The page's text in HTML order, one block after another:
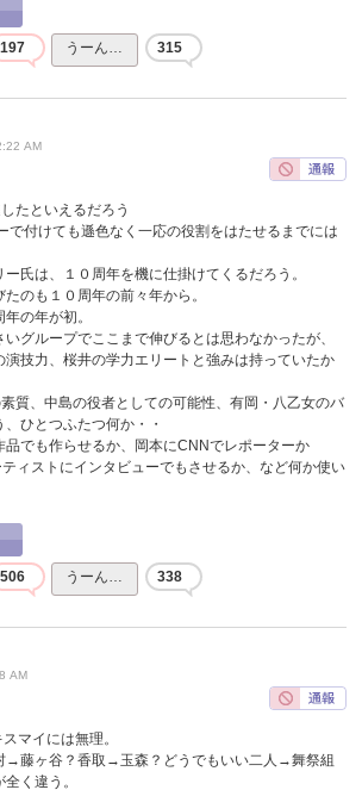
197 うーん… 315
AM
たといえるだろう
で付けても遜色なく一応の役割をはたせるまでには
氏は、１０周年を機に仕掛けてくるだろう。
のも１０周年の前々年から。
の年が初。
いグループでここまで伸びるとは思わなかったが、
演技力、桜井の学力エリートと強みは持っていたか
質、中島の役者としての可能性、有岡・八乙女のバ
ひとつふたつ何か・・
品でも作らせるか、岡本にCNNでレポーターか
ィストにインタビューでもさせるか、など何か使い
506 うーん… 338
AM
マイには無理。
→藤ヶ谷？香取→玉森？どうでもいい二人→舞祭組
く違う。